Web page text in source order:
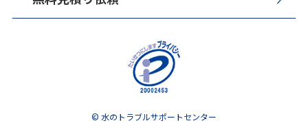
© 水のトラブルサポートセンター